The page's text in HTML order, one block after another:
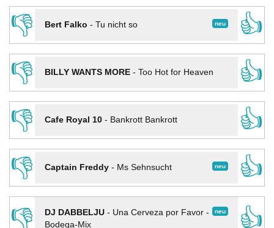
👎
neu
Bert Falko - Tu nicht so
👍
👎
BILLY WANTS MORE- Too Hot for Heaven
👍
👎
Cafe Royal 10- Bankrott Bankrott
👍
👎
neu
Captain Freddy- Ms Sehnsucht
👍
👎
neu
DJ DABBELJU- Una Cerveza por Favor -
Bodega-Mix
👍